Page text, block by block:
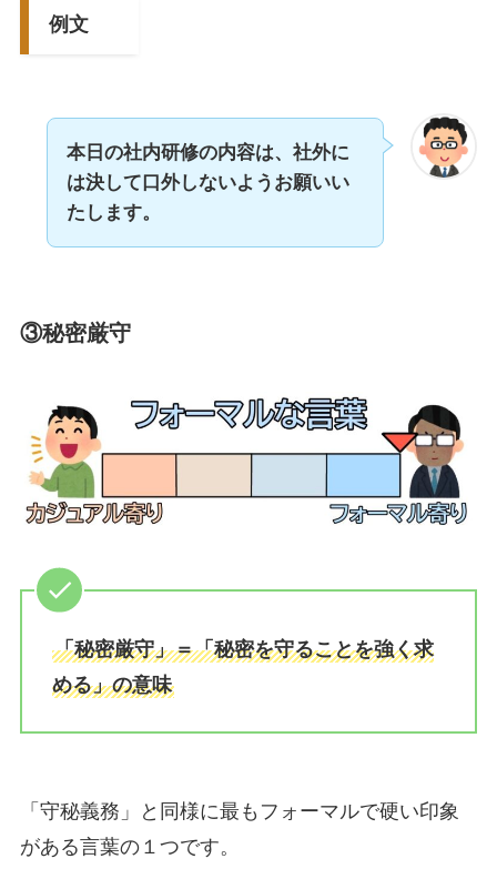
例文
本日の社内研修の内容は、社外に
は決して口外しないようお願いい
たします。
③秘密厳守
「秘密厳守」＝「秘密を守ることを強く求
める」の意味
「守秘義務」と同様に最もフォーマルで硬い印象
がある言葉の１つです。